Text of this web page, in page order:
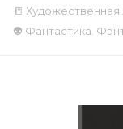
📒 Художественная
👽 Фантастика.